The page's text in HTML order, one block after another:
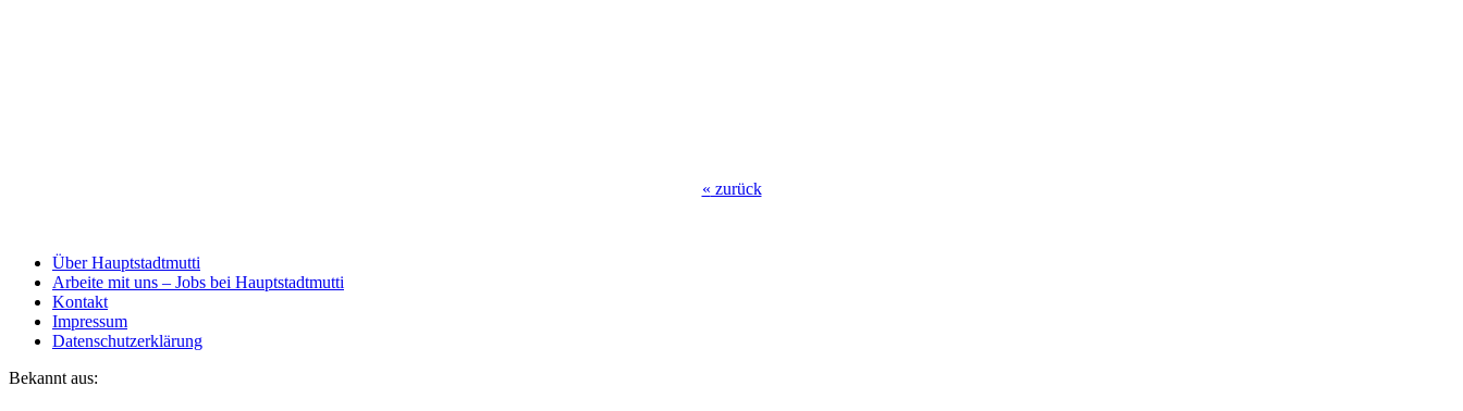
« zurück
Über Hauptstadtmutti
Arbeite mit uns – Jobs bei Hauptstadtmutti
Kontakt
Impressum
Datenschutzerklärung
Bekannt aus: